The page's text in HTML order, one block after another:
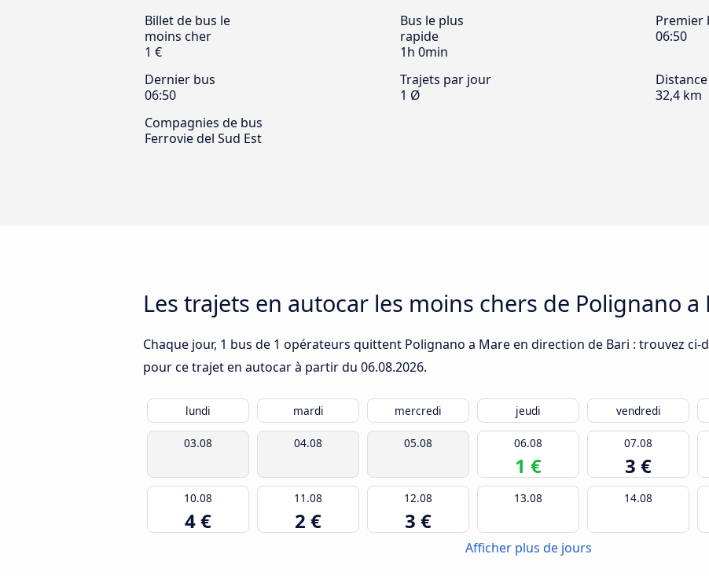
Billet de bus le
moins cher
1 €
Bus le plus
rapide
1h 0min
Premier
06:50
Dernier bus
06:50
Trajets par jour
1 Ø
Distance
32,4 km
Compagnies de bus
Ferrovie del Sud Est
Les trajets en autocar les moins chers de Polignano a
Chaque jour, 1 bus de 1 opérateurs quittent Polignano a Mare en direction de Bari : trouvez ci-
pour ce trajet en autocar à partir du 06.08.2026.
lundi mardi mercredi jeudi vendredi
03.08 04.08 05.08 06.08
1 €
07.08
3 €
10.08
4 €
11.08
2 €
12.08
3 €
13.08 14.08
Afficher plus de jours